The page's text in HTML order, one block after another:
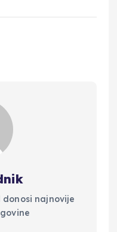
najnovije